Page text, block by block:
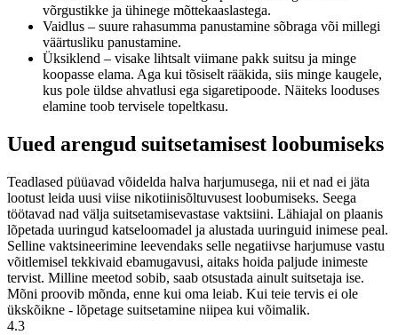
võrgustikke ja ühinege mõttekaaslastega.
Vaidlus – suure rahasumma panustamine sõbraga või millegi
väärtusliku panustamine.
Üksiklend – visake lihtsalt viimane pakk suitsu ja minge
koopasse elama. Aga kui tõsiselt rääkida, siis minge kaugele,
kus pole üldse ahvatlusi ega sigaretipoode. Näiteks looduses
elamine toob tervisele topeltkasu.
Uued arengud suitsetamisest loobumiseks
Teadlased püüavad võidelda halva harjumusega, nii et nad ei jäta
lootust leida uusi viise nikotiinisõltuvusest loobumiseks. Seega
töötavad nad välja suitsetamisevastase vaktsiini. Lähiajal on plaanis
lõpetada uuringud katseloomadel ja alustada uuringuid inimese peal.
Selline vaktsineerimine leevendaks selle negatiivse harjumuse vastu
võitlemisel tekkivaid ebamugavusi, aitaks hoida paljude inimeste
tervist. Milline meetod sobib, saab otsustada ainult suitsetaja ise.
Mõni proovib mõnda, enne kui oma leiab. Kui teie tervis ei ole
ükskõikne - lõpetage suitsetamine niipea kui võimalik.
4.3